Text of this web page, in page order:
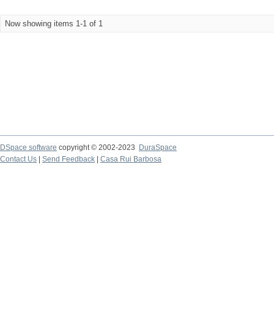
Now showing items 1-1 of 1
DSpace software copyright © 2002-2023
DuraSpace
Contact Us
Send Feedback Casa Rui Barbosa